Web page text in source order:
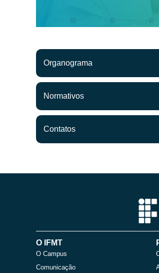
Organograma
Normativos
Contatos
O IFMT
O Campus
Comunicação